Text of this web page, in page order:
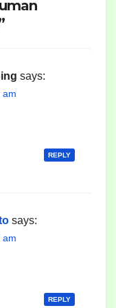
says:
am
REPLY
says:
am
REPLY